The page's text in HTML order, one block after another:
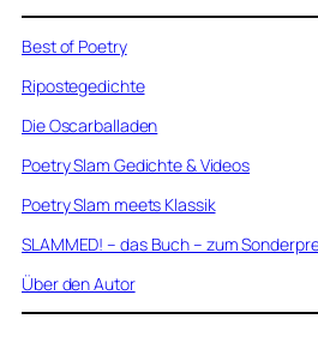
Best of Poetry
Ripostegedichte
Die Oscarballaden
Poetry Slam Gedichte & Videos
Poetry Slam meets Klassik
SLAMMED! – das Buch – zum
Über den Autor